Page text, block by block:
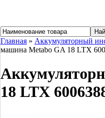
Главная » Аккумуляторный
машина Metabo GA 18 LTX
18 LTX